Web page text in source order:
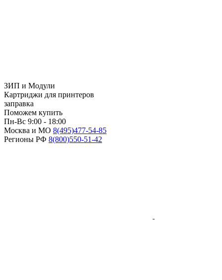
ЗИП и Модули
Картриджи для принтеров
заправка
Поможем купить
Пн-Вс 9:00 - 18:00
Москва и МО 8(495)477-54-85
Регионы РФ 8(800)550-51-42